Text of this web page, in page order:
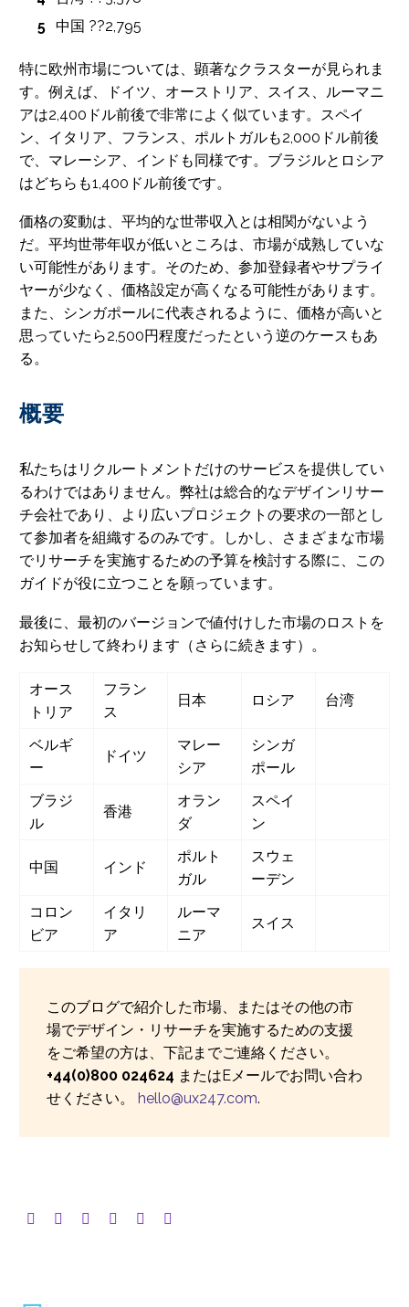
中国 ??2,795
特に欧州市場については、顕著なクラスターが見られま
す。例えば、ドイツ、オーストリア、スイス、ルーマニ
アは2,400ドル前後で非常によく似ています。スペイ
ン、イタリア、フランス、ポルトガルも2,000ドル前後
で、マレーシア、インドも同様です。ブラジルとロシア
はどちらも1,400ドル前後です。
価格の変動は、平均的な世帯収入とは相関がないよう
だ。平均世帯年収が低いところは、市場が成熟していな
い可能性があります。そのため、参加登録者やサプライ
ヤーが少なく、価格設定が高くなる可能性があります。
また、シンガポールに代表されるように、価格が高いと
思っていたら2,500円程度だったという逆のケースもあ
る。
概要
私たちはリクルートメントだけのサービスを提供してい
るわけではありません。弊社は総合的なデザインリサー
チ会社であり、より広いプロジェクトの要求の一部とし
て参加者を組織するのみです。しかし、さまざまな市場
でリサーチを実施するための予算を検討する際に、この
ガイドが役に立つことを願っています。
最後に、最初のバージョンで値付けした市場のロストを
お知らせして終わります（さらに続きます）。
オース
トリア
フラン
ス
日本 ロシア 台湾
ベルギ
ー
ドイツ
マレー
シア
シンガ
ポール
ブラジ
ル
香港
オラン
ダ
スペイ
ン
中国 インド
ポルト
ガル
スウェ
ーデン
コロン
ビア
イタリ
ア
ルーマ
ニア
スイス
このブログで紹介した市場、またはその他の市
場でデザイン・リサーチを実施するための支援
をご希望の方は、下記までご連絡ください。
+44(0)800 024624 またはEメールでお問い合わ
せください。 hello@ux247.com.